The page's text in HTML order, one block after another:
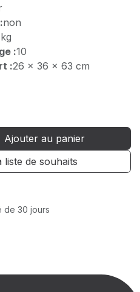
non
:10
:26 x 36 x 63 cm
Ajouter au panier
liste de souhaits
de 30 jours